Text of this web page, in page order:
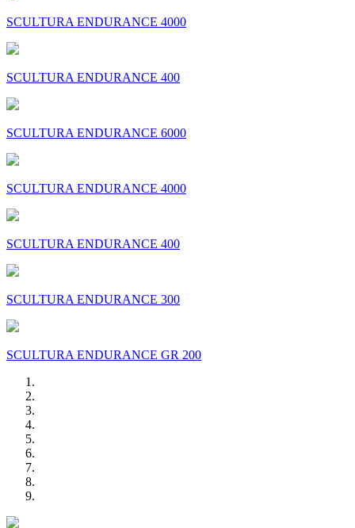
SCULTURA ENDURANCE 4000
SCULTURA ENDURANCE 400
SCULTURA ENDURANCE 6000
SCULTURA ENDURANCE 4000
SCULTURA ENDURANCE 400
SCULTURA ENDURANCE 300
SCULTURA ENDURANCE GR 200